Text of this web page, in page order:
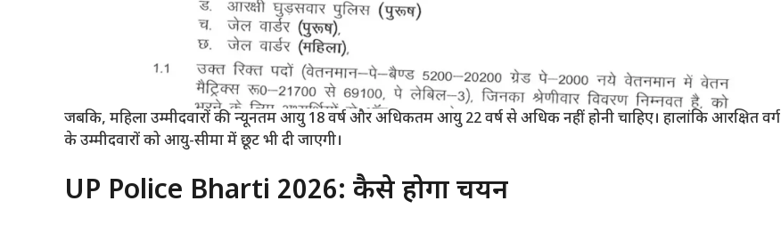
जबकि, महिला उम्मीदवारों की न्यूनतम आयु 18 वर्ष और अधिकतम आयु 22 वर्ष से अधिक नहीं होनी चाहिए। हालांकि आरक्षित वर्ग
के उम्मीदवारों को आयु-सीमा में छूट भी दी जाएगी।
UP Police Bharti 2026: कैसे होगा चयन